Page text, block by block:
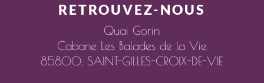
RETROUVEZ-NOUS
Quai Gorin
Cabane Les Balades de la Vie
85800,SAINT-GILLES-CROIX-DE-VIE